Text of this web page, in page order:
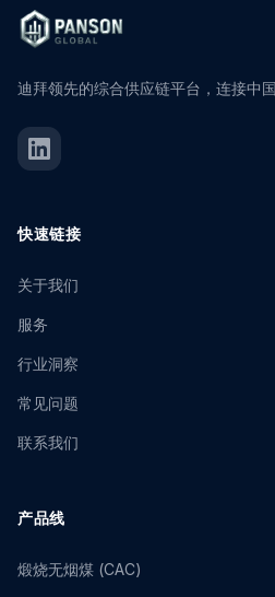
迪拜领先的综合供应链平台，连接中
快速链接
关于我们
服务
行业洞察
常见问题
联系我们
产品线
煅烧无烟煤 (CAC)